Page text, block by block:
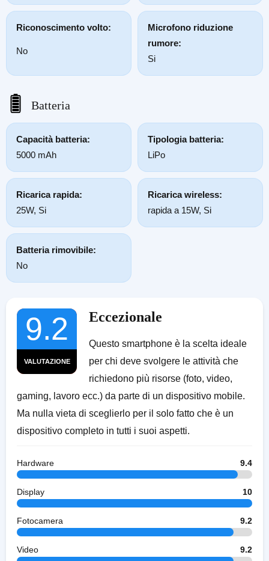
Riconoscimento volto:
No
Microfono riduzione
rumore:
Si
Batteria
Capacità batteria:
5000 mAh
Tipologia batteria:
LiPo
Ricarica rapida:
25W, Si
Ricarica wireless:
rapida a 15W, Si
Batteria rimovibile:
No
9.2
VALUTAZIONE
Eccezionale
Questo smartphone è la scelta ideale
per chi deve svolgere le attività che
richiedono più risorse (foto, video,
gaming, lavoro ecc.) da parte di un dispositivo mobile.
Ma nulla vieta di sceglierlo per il solo fatto che è un
dispositivo completo in tutti i suoi aspetti.
Hardware 9.4
Display 10
Fotocamera 9.2
Video 9.2